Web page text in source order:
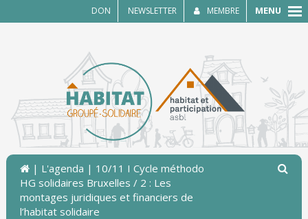
DON NEWSLETTER MEMBRE MENU
| L'agenda | 10/11 I Cycle méthodo
HG solidaires Bruxelles / 2 : Les
montages juridiques et financiers de
l’habitat solidaire